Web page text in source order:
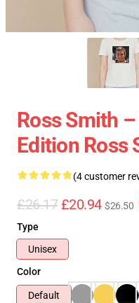
Ross Smith
Edition Ross
(4 customer
£26.17 £20.94 $26.50
Type
Unisex
Color
Default